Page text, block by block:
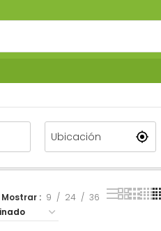
Mostrar 9 24 36